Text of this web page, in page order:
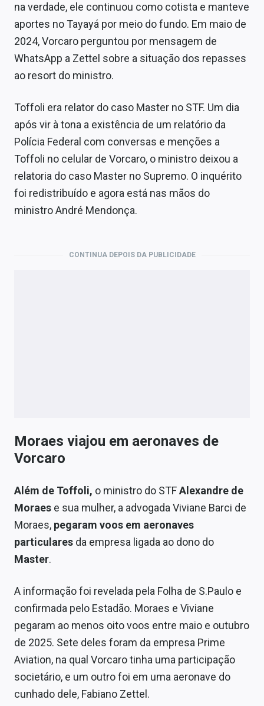
na verdade, ele continuou como cotista e manteve
aportes no Tayayá por meio do fundo. Em maio de
2024, Vorcaro perguntou por mensagem de
WhatsApp a Zettel sobre a situação dos repasses
ao resort do ministro.
Toffoli era relator do caso Master no STF. Um dia
após vir à tona a existência de um relatório da
Polícia Federal com conversas e menções a
Toffoli no celular de Vorcaro, o ministro deixou a
relatoria do caso Master no Supremo. O inquérito
foi redistribuído e agora está nas mãos do
ministro André Mendonça.
CONTINUA DEPOIS DA PUBLICIDADE
Moraes viajou em aeronaves de
Vorcaro
Além de Toffoli, o ministro do STFAlexandre de
Moraes e sua mulher, a advogada Viviane Barci de
Moraes, pegaram voos em aeronaves
particulares da empresa ligada ao dono do
Master.
A informação foi revelada pela Folha de S.Paulo e
confirmada pelo Estadão. Moraes e Viviane
pegaram ao menos oito voos entre maio e outubro
de 2025. Sete deles foram da empresa Prime
Aviation, na qual Vorcaro tinha uma participação
societário, e um outro foi em uma aeronave do
cunhado dele, Fabiano Zettel.